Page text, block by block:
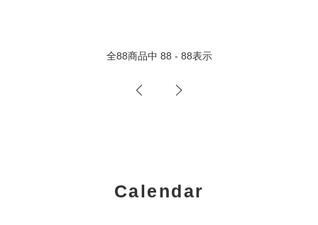
全88商品中 88 - 88表示
Calendar